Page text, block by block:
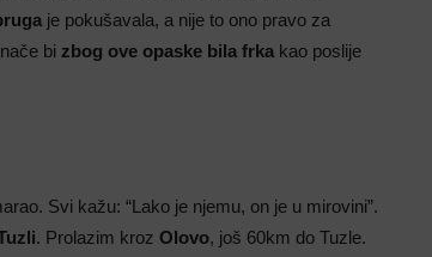
je pokušavala, a nije to ono pravo za
bi zbog ove opaske bila frka kao poslije
Svi kažu: “Lako je njemu, on je u mirovini”.
. Prolazim kroz Olovo, još 60km do Tuzle.